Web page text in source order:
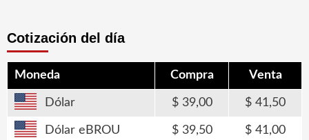
Cotización del día
Moneda Compra Venta
Dólar 39,00 41,50
Dólar eBROU 39,50 41,00